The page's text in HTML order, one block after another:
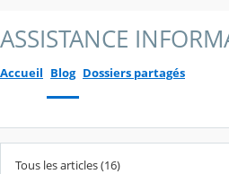
ASSISTANCE
Accueil Blog Dossiers partagés
Tous les articles (16)